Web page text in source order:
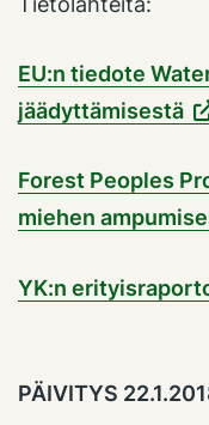
EU:n tiedote
jäädyttämisestä
Forest Peoples
miehen
YK:n
PÄIVITYS